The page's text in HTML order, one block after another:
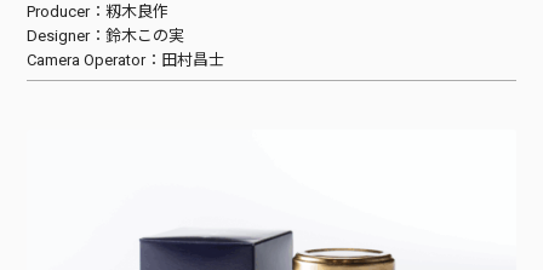
Producer：籾木良作
Designer：鈴木この実
Camera Operator：田村昌士